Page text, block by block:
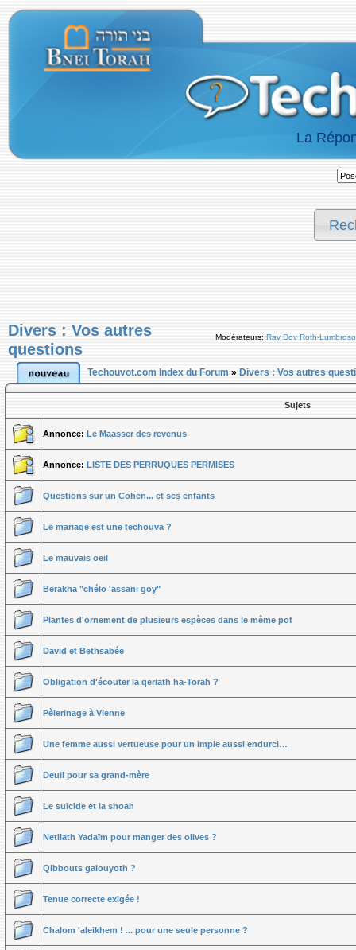
La
Divers : Vos autres
questions
Modérateurs: Rav Dov Roth-Lumbroso
Techouvot.com Index du Forum » Divers : Vos autres
Sujets
Annonce: Le Maasser des revenus
Annonce: LISTE DES PERRUQUES PERMISES
Questions sur un Cohen... et ses enfants
Le mariage est une techouva ?
Le mauvais oeil
Berakha "chélo 'assani goy"
Plantes d'ornement de plusieurs espèces dans le même pot
David et Bethsabée
Obligation d'écouter la qeriath ha-Torah ?
Pèlerinage à Vienne
Une femme aussi vertueuse pour un impie aussi endurci…
Deuil pour sa grand-mère
Le suicide et la shoah
Netilath Yadaïm pour manger des olives ?
Qibbouts galouyoth ?
Tenue correcte exigée !
Chalom 'aleikhem ! ... pour une seule personne ?